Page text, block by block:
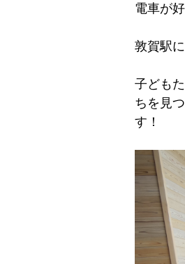
電車が
敦賀駅
子ども
ちを見
す！